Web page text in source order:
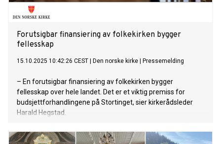
Forutsigbar finansiering av folkekirken bygger
fellesskap
15.10.2025 10:42:26 CEST Den norske kirke Pressemelding
– En forutsigbar finansiering av folkekirken bygger
fellesskap over hele landet. Det er et viktig premiss for
budsjettforhandlingene på Stortinget, sier kirkerådsleder
Harald Hegstad.